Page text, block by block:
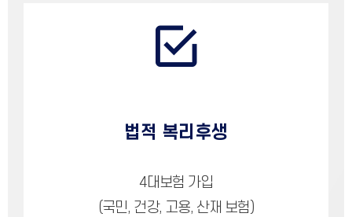
법적 복리후생
4대보험 가입
(국민, 건강, 고용, 산재 보험)